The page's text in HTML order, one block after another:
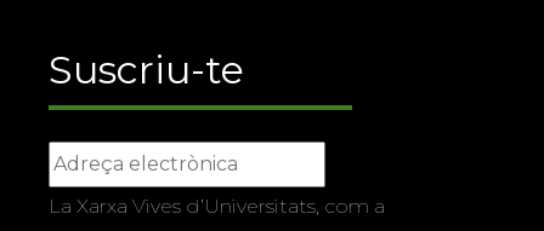
Suscriu-te
La Xarxa Vives d’Universitats, com a